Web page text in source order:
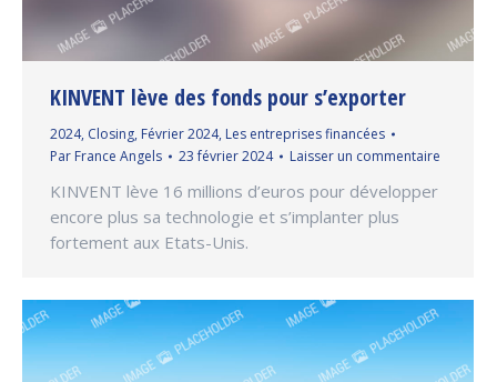
KINVENT lève des fonds pour s’exporter
2024, Closing, Février 2024, Les entreprises financées
Par France Angels 23 février 2024 Laisser un commentaire
KINVENT lève 16 millions d’euros pour développer
encore plus sa technologie et s’implanter plus
fortement aux Etats-Unis.